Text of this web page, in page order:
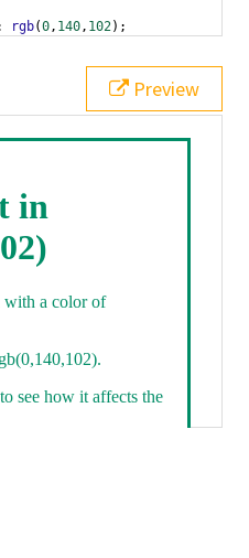
rgb(0, 140, 102);
bottom ,
Preview